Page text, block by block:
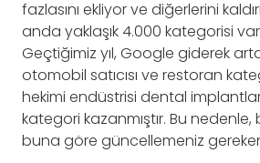
fazlasını ekliyor ve diğerlerini
anda yaklaşık 4.000 kategorisi
Geçtiğimiz yıl, Google giderek
otomobil satıcısı ve restoran
hekimi endüstrisi dental
kategori kazanmıştır. Bu
buna göre güncellemeniz